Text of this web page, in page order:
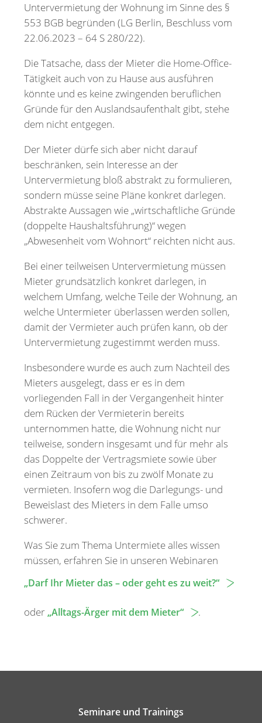
Untervermietung der Wohnung im Sinne des §
553 BGB begründen (LG Berlin, Beschluss vom
22.06.2023 – 64 S 280/22).
Die Tatsache, dass der Mieter die Home-Office-
Tätigkeit auch von zu Hause aus ausführen
könnte und es keine zwingenden beruflichen
Gründe für den Auslandsaufenthalt gibt, stehe
dem nicht entgegen.
Der Mieter dürfe sich aber nicht darauf
beschränken, sein Interesse an der
Untervermietung bloß abstrakt zu formulieren,
sondern müsse seine Pläne konkret darlegen.
Abstrakte Aussagen wie „wirtschaftliche Gründe
(doppelte Haushaltsführung)“ wegen
„Abwesenheit vom Wohnort“ reichten nicht aus.
Bei einer teilweisen Untervermietung müssen
Mieter grundsätzlich konkret darlegen, in
welchem Umfang, welche Teile der Wohnung, an
welche Untermieter überlassen werden sollen,
damit der Vermieter auch prüfen kann, ob der
Untervermietung zugestimmt werden muss.
Insbesondere wurde es auch zum Nachteil des
Mieters ausgelegt, dass er es in dem
vorliegenden Fall in der Vergangenheit hinter
dem Rücken der Vermieterin bereits
unternommen hatte, die Wohnung nicht nur
teilweise, sondern insgesamt und für mehr als
das Doppelte der Vertragsmiete sowie über
einen Zeitraum von bis zu zwölf Monate zu
vermieten. Insofern wog die Darlegungs- und
Beweislast des Mieters in dem Falle umso
schwerer.
Was Sie zum Thema Untermiete alles wissen
müssen, erfahren Sie in unseren Webinaren
„Darf Ihr Mieter das – oder geht es zu weit?“
oder„Alltags-Ärger mit dem Mieter“ .
Seminare und Trainings